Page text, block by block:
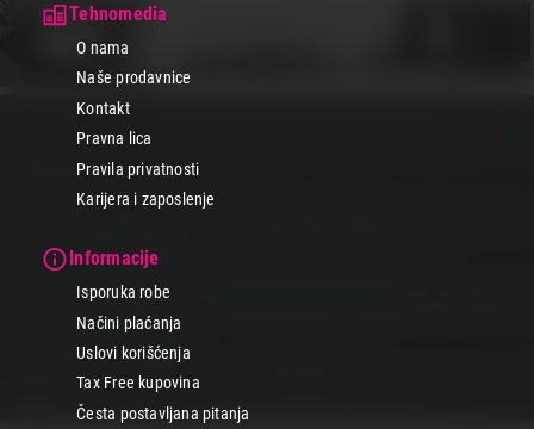
Tehnomedia
O nama
Naše prodavnice
Kontakt
Pravna lica
Pravila privatnosti
Karijera i zaposlenje
Informacije
Isporuka robe
Načini plaćanja
Uslovi korišćenja
Tax Free kupovina
Česta postavljana pitanja